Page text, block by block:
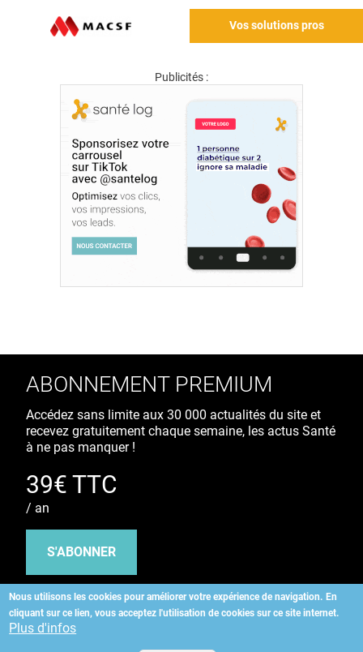
Vos solutions pros
Publicités :
Nous utilisons les cookies pour améliorer votre expérience de navigation. En
cliquant sur ce lien, vous acceptez l'utilisation de cookies sur ce site internet.
Plus d'infos
ABONNEMENT PREMIUM
Accédez sans limite aux 30 000 actualités du site et
recevez gratuitement chaque semaine, les actus Santé
à ne pas manquer !
39€ TTC
/ an
S'ABONNER
Copyright©2026 ALLIEDHEALTH